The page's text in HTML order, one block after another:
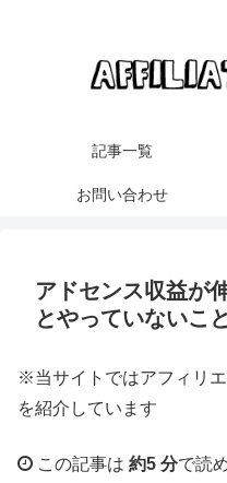
記事一覧
お問い合わせ
アドセンス収益が
とやっていないこ
※当サイトではアフィリ
を紹介しています
この記事は 約5 分で読